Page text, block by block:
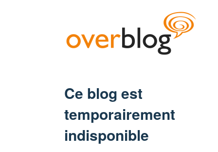
Ce blog est
temporairement
indisponible